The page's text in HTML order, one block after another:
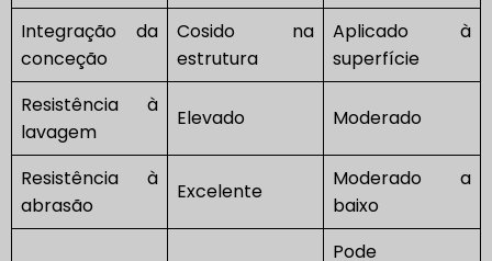
Integração da
conceção
Cosido na
estrutura
Aplicado à
superfície
Resistência à
lavagem
Elevado Moderado
Resistência à
abrasão
Excelente
Moderado a
baixo
Pode